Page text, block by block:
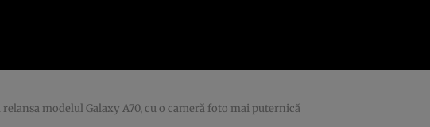
relansa modelul Galaxy A70, cu o cameră foto mai puternică